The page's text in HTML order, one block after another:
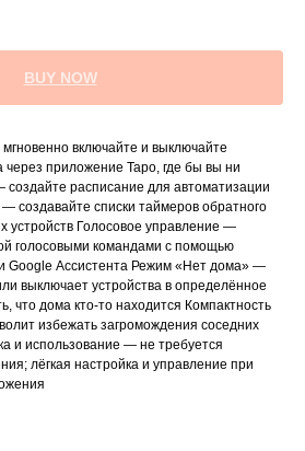
BUY NOW
включайте и выключайте
через приложение Tapo, где бы вы ни
расписание для автоматизации
создавайте списки таймеров обратного
устройств Голосовое управление —
голосовыми командами с помощью
Google Ассистента Режим «Нет дома» —
выключает устройства в определённое
что дома кто-то находится Компактность
избежать загромождения соседних
и использование — не требуется
лёгкая настройка и управление при